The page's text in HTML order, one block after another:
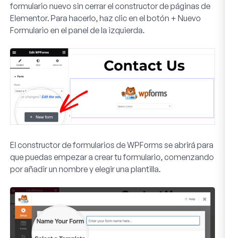
formulario nuevo sin cerrar el constructor de páginas de
Elementor. Para hacerlo, haz clic en el botón + Nuevo
Formulario en el panel de la izquierda.
El constructor de formularios de WPForms se abrirá para
que puedas empezar a crear tu formulario, comenzando
por añadir un nombre y elegir una plantilla.